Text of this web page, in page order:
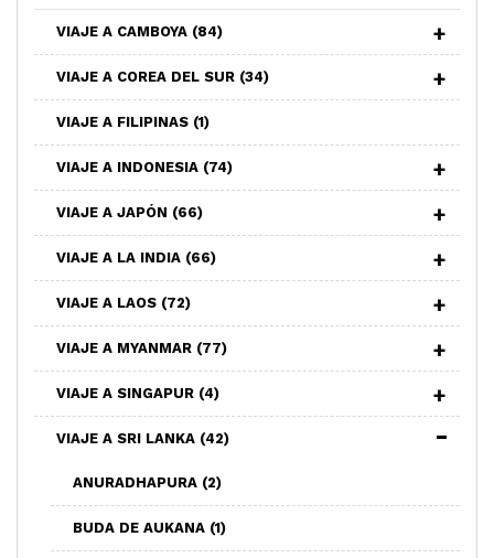
VIAJE A CAMBOYA (84)
VIAJE A COREA DEL SUR (34)
VIAJE A FILIPINAS (1)
VIAJE A INDONESIA (74)
VIAJE A JAPÓN (66)
VIAJE A LA INDIA (66)
VIAJE A LAOS (72)
VIAJE A MYANMAR (77)
VIAJE A SINGAPUR (4)
VIAJE A SRI LANKA (42)
ANURADHAPURA (2)
BUDA DE AUKANA (1)